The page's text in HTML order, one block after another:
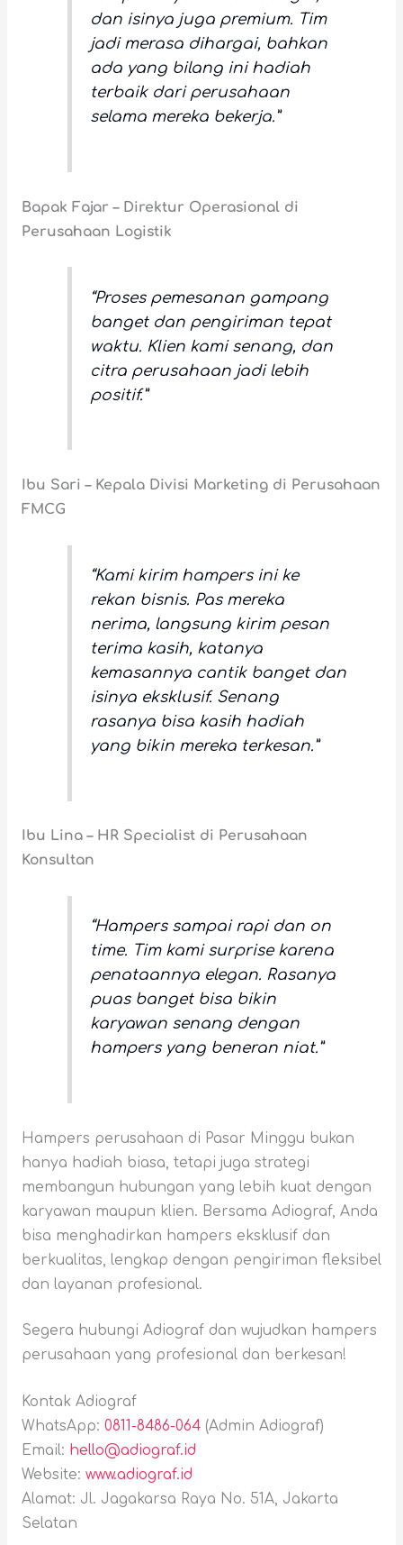
dan isinya juga premium. Tim
jadi merasa dihargai, bahkan
ada yang bilang ini hadiah
terbaik dari perusahaan
selama mereka bekerja.”
Bapak Fajar – Direktur Operasional di
Perusahaan Logistik
“Proses pemesanan gampang
banget dan pengiriman tepat
waktu. Klien kami senang, dan
citra perusahaan jadi lebih
positif.”
Ibu Sari – Kepala Divisi Marketing di Perusahaan
FMCG
“Kami kirim hampers ini ke
rekan bisnis. Pas mereka
nerima, langsung kirim pesan
terima kasih, katanya
kemasannya cantik banget dan
isinya eksklusif. Senang
rasanya bisa kasih hadiah
yang bikin mereka terkesan.”
Ibu Lina – HR Specialist di Perusahaan
Konsultan
“Hampers sampai rapi dan on
time. Tim kami surprise karena
penataannya elegan. Rasanya
puas banget bisa bikin
karyawan senang dengan
hampers yang beneran niat.”
Hampers perusahaan di Pasar Minggu bukan
hanya hadiah biasa, tetapi juga strategi
membangun hubungan yang lebih kuat dengan
karyawan maupun klien. Bersama Adiograf, Anda
bisa menghadirkan hampers eksklusif dan
berkualitas, lengkap dengan pengiriman fleksibel
dan layanan profesional.
Segera hubungi Adiograf dan wujudkan hampers
perusahaan yang profesional dan berkesan!
Kontak Adiograf
WhatsApp: 0811-8486-064(Admin Adiograf)
Email: hello@adiograf.id
Website: www.adiograf.id
Alamat: Jl. Jagakarsa Raya No. 51A, Jakarta
Selatan